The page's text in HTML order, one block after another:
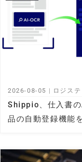
Shippio、仕入書
品の自動登録機能
2026-08-05 | ロジス